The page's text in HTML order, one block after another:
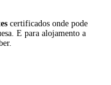
certificados onde pode
E para alojamento a